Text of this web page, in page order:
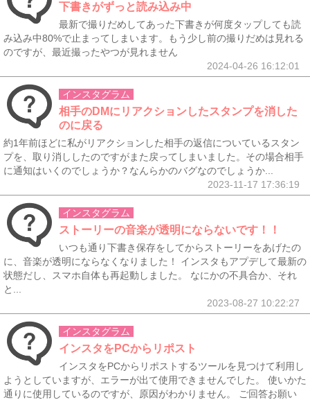
下書きがずっと読み込み中
最新で撮りだめしてあった下書きが何度タップしても読
み込み中80%で止まってしまいます。もう少し前の撮りだめは見れる
のですが、最近撮ったやつが見れません
2024-04-26 16:12:01
インスタグラム
相手のDMにリアクションしたスタンプを消した
のに戻る
約1年前ほどに私がリアクションした相手の返信についているスタン
プを、取り消ししたのですがまた戻ってしまいました。その場合相手
に通知はいくのでしょうか？なんらかのバグなのでしょうか...
2023-11-17 17:36:19
インスタグラム
ストーリーの音楽が透明にならないです！！
いつも通り下書き保存をしてからストーリーをあげたの
に、音楽が透明にならなくなりました！ インスタもアプデして最新の
状態だし、スマホ自体も再起動しました。 なにかの不具合か、それ
と...
2023-08-27 10:22:27
インスタグラム
インスタをPCからリポスト
インスタをPCからリポストするツールを見つけて利用し
ようとしていますが、エラーが出て使用できませんでした。 使いかた
通りに使用しているのですが、原因がわかりません。 ご回答お願い